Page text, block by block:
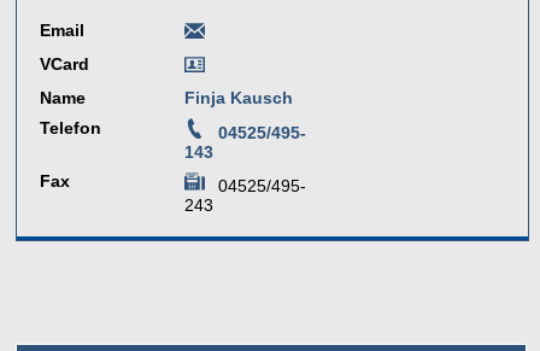
Email
VCard
Name
Finja Kausch
Telefon
04525/495-
143
Fax
04525/495-
243